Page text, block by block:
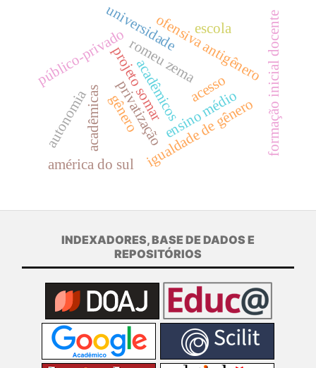
privatização
projeto somar
público-privadoromeu zema
igualdade de gênero
acadêmicos
acadêmicas
universidadeofensiva antigênero
gênero formação inicial docente
acesso
américa do sul
escola
autonomia ensino médio
INDEXADORES, BASE DE DADOS E
REPOSITÓRIOS